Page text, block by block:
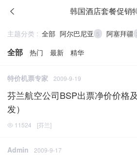
韩国酒店套餐促销
主题分类 : 全部 阿尔巴尼亚 5 阿塞拜疆
全部 热门 最新 精华
特价机票专家 2009-9-19
芬兰航空公司BSP出票净价价格
发）
11524 [芬兰]
Admin 2009-9-17